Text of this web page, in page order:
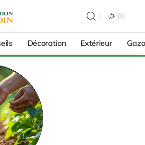
Décoration Extérieur